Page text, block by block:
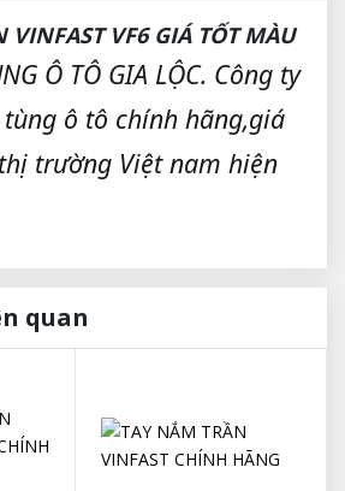
VINFAST VF6 GIÁ TỐT MÀU
Ô TÔ GIA LỘC. Công ty
ô tô chính hãng,giá
trường Việt nam hiện
quan